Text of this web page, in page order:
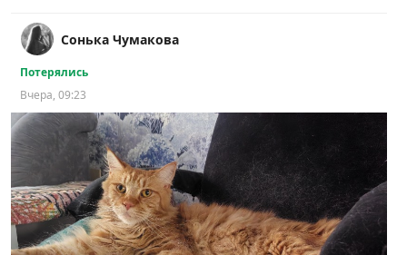
Сонька Чумакова
Потерялись
Вчера, 09:23